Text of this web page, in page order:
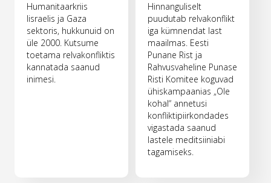
Humanitaarkriis
Iisraelis ja Gaza
sektoris, hukkunuid on
üle 2000. Kutsume
toetama relvakonfliktis
kannatada saanud
inimesi.
Hinnanguliselt
puudutab relvakonflikt
iga kümnendat last
maailmas. Eesti
Punane Rist ja
Rahvusvaheline Punase
Risti Komitee koguvad
ühiskampaanias „Ole
kohal“ annetusi
konfliktipiirkondades
vigastada saanud
lastele meditsiiniabi
tagamiseks.